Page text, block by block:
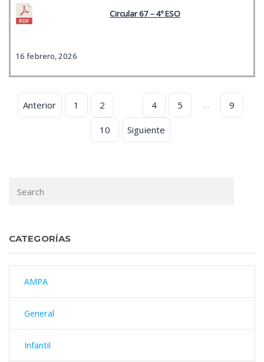
Circular 67 – 4º ESO
16 febrero, 2026
Anterior 1 2 4 5 … 9
10 Siguiente
CATEGORÍAS
AMPA
General
Infantil